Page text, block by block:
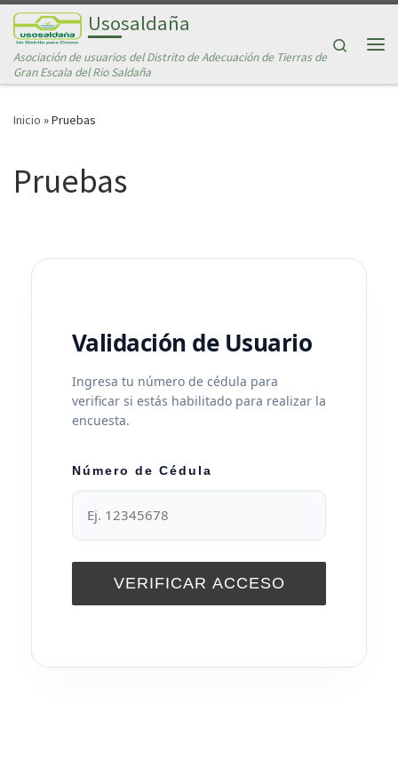
Saltar al contenidoUsosaldaña
Asociación de usuarios del Distrito de Adecuación de Tierras de
Gran Escala del Rio Saldaña
Search
Inicio »Pruebas
Pruebas
Validación de Usuario
Ingresa tu número de cédula para
verificar si estás habilitado para realizar la
encuesta.
Número de Cédula
VERIFICAR ACCESO